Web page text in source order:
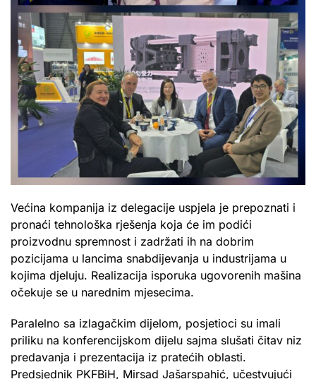
Većina kompanija iz delegacije uspjela je prepoznati i
pronaći tehnološka rješenja koja će im podići
proizvodnu spremnost i zadržati ih na dobrim
pozicijama u lancima snabdijevanja u industrijama u
kojima djeluju. Realizacija isporuka ugovorenih mašina
očekuje se u narednim mjesecima.
Paralelno sa izlagačkim dijelom, posjetioci su imali
priliku na konferencijskom dijelu sajma slušati čitav niz
predavanja i prezentacija iz pratećih oblasti.
Predsjednik PKFBiH, Mirsad Jašarspahić, učestvujući